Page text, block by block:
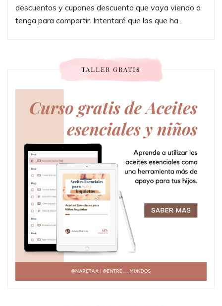
descuentos y cupones descuento que vaya viendo o
tenga para compartir. Intentaré que los que ha...
TALLER GRATIS